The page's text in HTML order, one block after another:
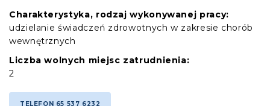
Charakterystyka, rodzaj wykonywanej pracy:
udzielanie świadczeń zdrowotnych w zakresie chorób
wewnętrznych
Liczba wolnych miejsc zatrudnienia:
2
TELEFON 65 537 6232